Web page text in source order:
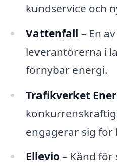
kundservice och
Vattenfall – En
leverantörerna i
förnybar energi.
Trafikverket
engagerar sig för
Ellevio – Känd